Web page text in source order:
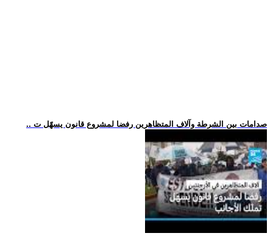
.. صدامات بين الشرطة وآلاف المتظاهرين رفضا لمشروع قانون يسهّل ت